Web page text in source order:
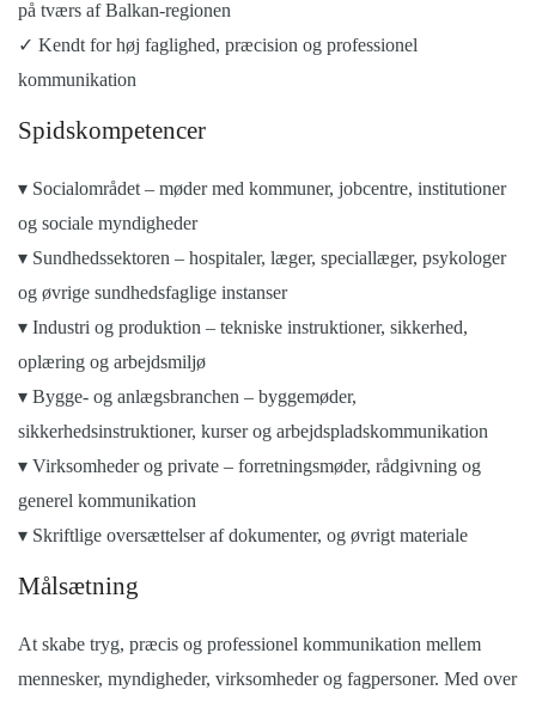
på tværs af Balkan-regionen
✓ Kendt for høj faglighed, præcision og professionel
kommunikation
Spidskompetencer
▾ Socialområdet – møder med kommuner, jobcentre, institutioner
og sociale myndigheder
▾ Sundhedssektoren – hospitaler, læger, speciallæger, psykologer
og øvrige sundhedsfaglige instanser
▾ Industri og produktion – tekniske instruktioner, sikkerhed,
oplæring og arbejdsmiljø
▾ Bygge- og anlægsbranchen – byggemøder,
sikkerhedsinstruktioner, kurser og arbejdspladskommunikation
▾ Virksomheder og private – forretningsmøder, rådgivning og
generel kommunikation
▾ Skriftlige oversættelser af dokumenter, og øvrigt materiale
Målsætning
At skabe tryg, præcis og professionel kommunikation mellem
mennesker, myndigheder, virksomheder og fagpersoner. Med over